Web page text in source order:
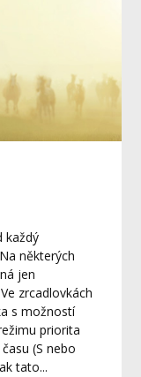
každý
některých
jen
zrcadlovkách
s možností
priorita
(S nebo
tato...